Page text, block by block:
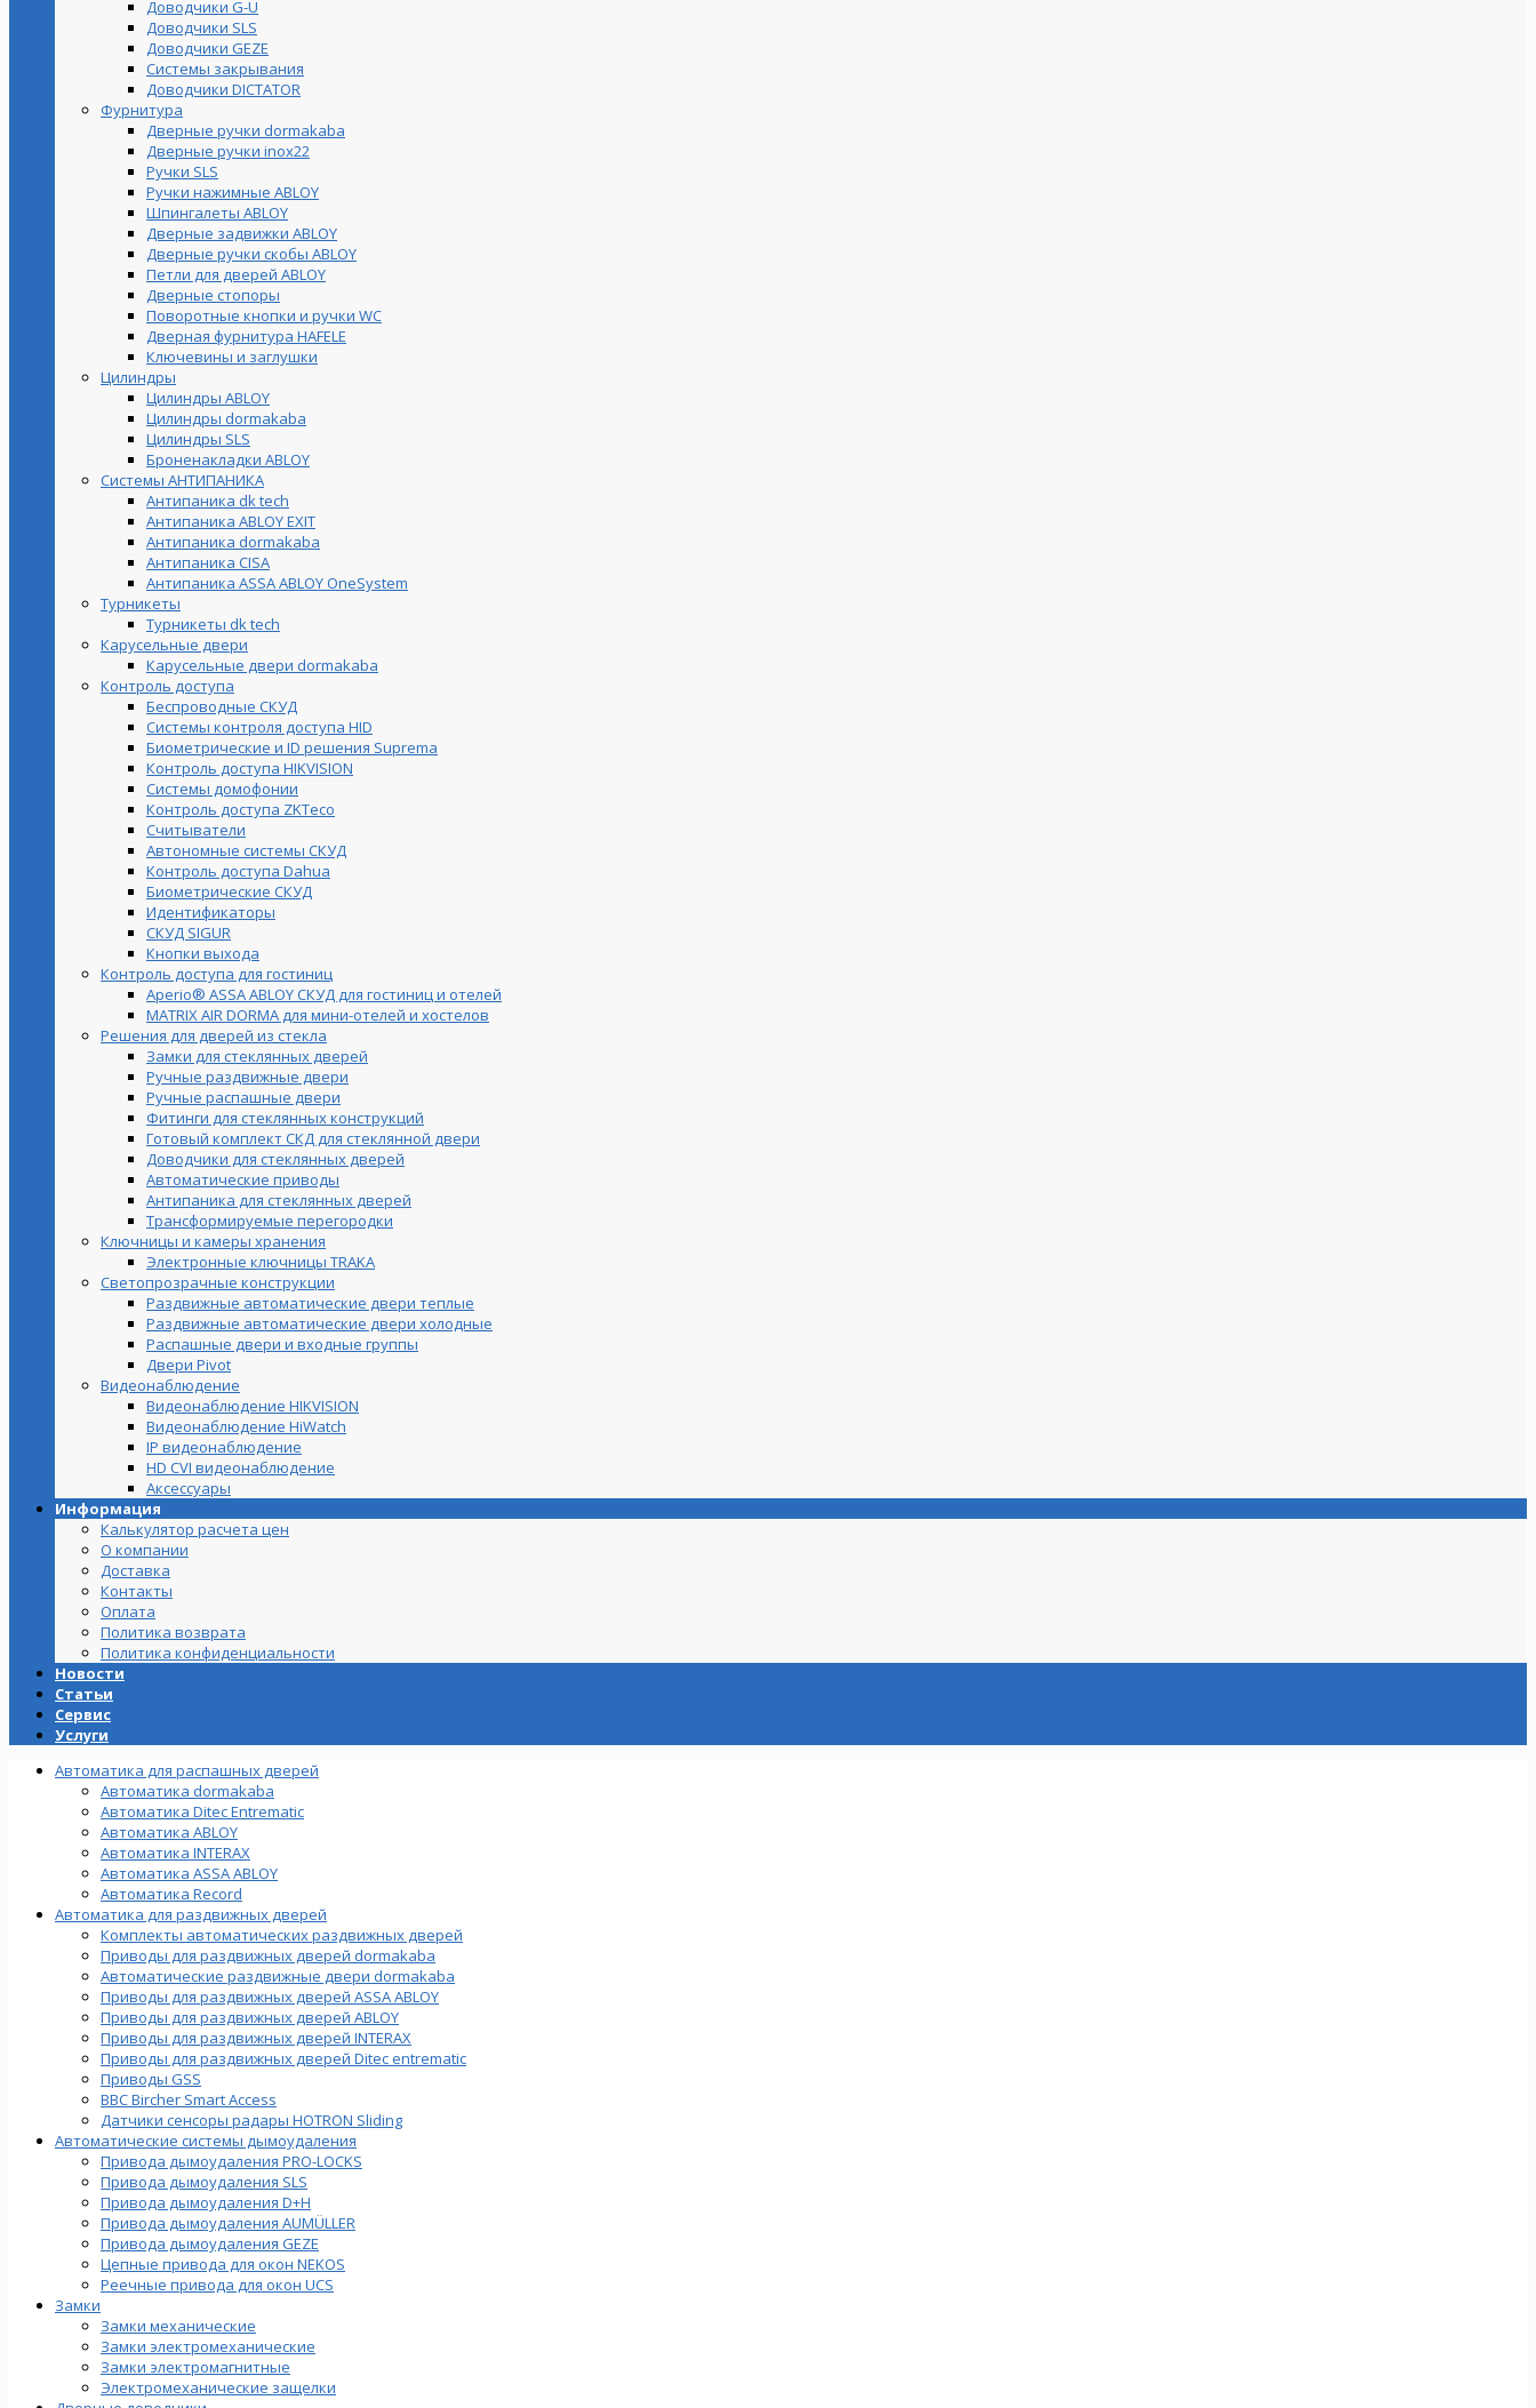
Доводчики G-U
Доводчики SLS
Доводчики GEZE
Cистемы закрывания
Доводчики DICTATOR
Фурнитура
Дверные ручки dormakaba
Дверные ручки inox22
Ручки SLS
Ручки нажимные ABLOY
Шпингалеты ABLOY
Дверные задвижки ABLOY
Дверные ручки скобы ABLOY
Петли для дверей ABLOY
Дверные стопоры
Поворотные кнопки и ручки WC
Дверная фурнитура HAFELE
Ключевины и заглушки
Цилиндры
Цилиндры ABLOY
Цилиндры dormakaba
Цилиндры SLS
Броненакладки ABLOY
Системы АНТИПАНИКА
Антипаника dk tech
Антипаника ABLOY EXIT
Антипаника dormakaba
Антипаника СISA
Антипаника ASSA ABLOY OneSystem
Турникеты
Турникеты dk tech
Карусельные двери
Карусельные двери dormakaba
Контроль доступа
Беспроводные СКУД
Системы контроля доступа HID
Биометрические и ID решения Suprema
Контроль доступа HIKVISION
Системы домофонии
Контроль доступа ZKTeco
Считыватели
Автономные системы СКУД
Контроль доступа Dahua
Биометрические СКУД
Идентификаторы
СКУД SIGUR
Кнопки выхода
Контроль доступа для гостиниц
Aperio® ASSA ABLOY СКУД для гостиниц и отелей
MATRIX AIR DORMA для мини-отелей и хостелов
Решения для дверей из стекла
Замки для стеклянных дверей
Ручные раздвижные двери
Ручные распашные двери
Фитинги для стеклянных конструкций
Готовый комплект СКД для стеклянной двери
Доводчики для стеклянных дверей
Автоматические приводы
Антипаника для стеклянных дверей
Трансформируемые перегородки
Ключницы и камеры хранения
Электронные ключницы TRAKA
Светопрозрачные конструкции
Раздвижные автоматические двери теплые
Раздвижные автоматические двери холодные
Распашные двери и входные группы
Двери Pivot
Видеонаблюдение
Видеонаблюдение HIKVISION
Видеонаблюдение HiWatch
IP видеонаблюдение
HD CVI видеонаблюдение
Аксессуары
Информация
Калькулятор расчета цен
О компании
Доставка
Контакты
Оплата
Политика возврата
Политика конфиденциальности
Новости
Статьи
Сервис
Услуги
Автоматика для распашных дверей
Автоматика dormakaba
Автоматика Ditec Entrematic
Автоматика ABLOY
Автоматика INTERAX
Автоматика ASSA ABLOY
Автоматика Record
Автоматика для раздвижных дверей
Комплекты автоматических раздвижных дверей
Приводы для раздвижных дверей dormakaba
Автоматические раздвижные двери dormakaba
Приводы для раздвижных дверей ASSA ABLOY
Приводы для раздвижных дверей ABLOY
Приводы для раздвижных дверей INTERAX
Приводы для раздвижных дверей Ditec entrematic
Приводы GSS
BBC Bircher Smart Access
Датчики сенсоры радары HOTRON Sliding
Автоматические системы дымоудаления
Привода дымоудаления PRO-LOCKS
Привода дымоудаления SLS
Привода дымоудаления D+H
Привода дымоудаления AUMÜLLER
Привода дымоудаления GEZE
Цепные привода для окон NEKOS
Реечные привода для окон UСS
Замки
Замки механические
Замки электромеханические
Замки электромагнитные
Электромеханические защелки